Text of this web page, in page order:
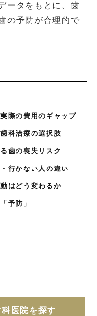
ータをもとに、歯
の予防が合理的で
際の費用のギャップ
科治療の選択肢
歯の喪失リスク
行かない人の違い
はどう変わるか
予防」
医院を探す